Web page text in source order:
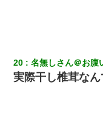
て知ってる？」
20 名無しさん＠お腹
実際干し椎茸な